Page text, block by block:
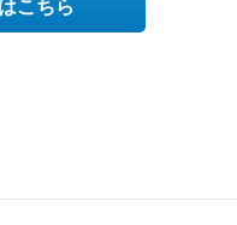
こちら